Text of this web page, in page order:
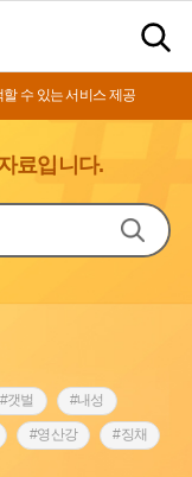
수 있는 서비스 제공
료입니다.
#갯벌 #내성
#영산강 #징채